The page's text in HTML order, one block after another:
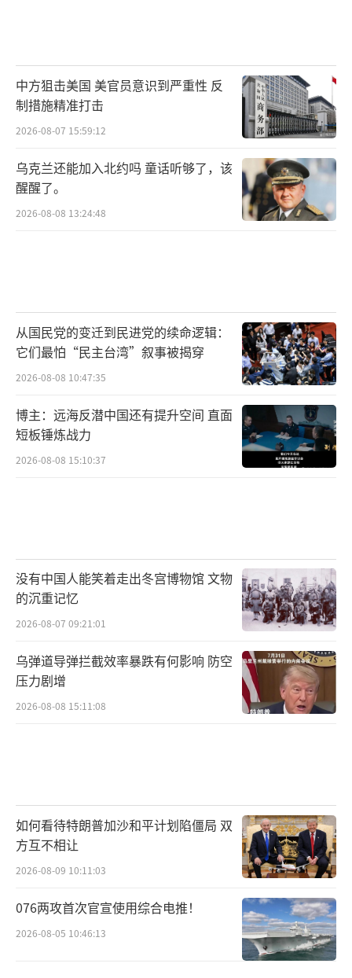
中方狙击美国 美官员意识到严重性 反
制措施精准打击
2026-08-07 15:59:12
乌克兰还能加入北约吗 童话听够了，该
醒醒了。
2026-08-08 13:24:48
从国民党的变迁到民进党的续命逻辑：
它们最怕“民主台湾”叙事被揭穿
2026-08-08 10:47:35
博主：远海反潜中国还有提升空间 直面
短板锤炼战力
2026-08-08 15:10:37
没有中国人能笑着走出冬宫博物馆 文物
的沉重记忆
2026-08-07 09:21:01
乌弹道导弹拦截效率暴跌有何影响 防空
压力剧增
2026-08-08 15:11:08
如何看待特朗普加沙和平计划陷僵局 双
方互不相让
2026-08-09 10:11:03
076两攻首次官宣使用综合电推！
2026-08-05 10:46:13